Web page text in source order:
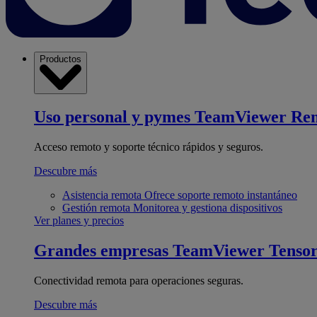
Productos
Uso personal y pymes TeamViewer
Acceso remoto y soporte técnico rápidos y seguros.
Descubre más
Asistencia remota Ofrece soporte remoto instantáneo
Gestión remota Monitorea y gestiona dispositivos
Ver planes y precios
Grandes empresas TeamViewer Tensor
Conectividad remota para operaciones seguras.
Descubre más